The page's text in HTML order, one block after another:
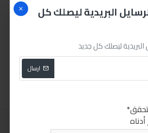
البريدية ليصلك كل
ليصلك كل جديد
ارسال
مانو أدراج بلاستيكية أربع أدراج
45.00LE